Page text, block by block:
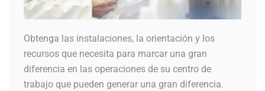
Obtenga las instalaciones, la orientación y los
recursos que necesita para marcar una gran
diferencia en las operaciones de su centro de
trabajo que pueden generar una gran diferencia.